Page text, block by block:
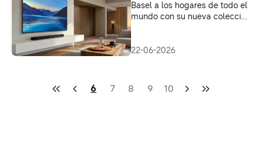
Basel a los hogares de todo el
mundo con su nueva colección
22-06-2026
6 7 8 9 10